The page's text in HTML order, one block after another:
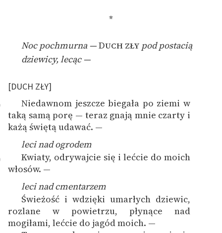
*
Noc pochmurna —Duch zły pod postacią
dziewicy, lecąc —
[DUCH ZŁY]
Niedawnom jeszcze biegała po ziemi w
taką samą porę — teraz gnają mnie czarty i
każą świętą udawać. —
leci nad ogrodem
Kwiaty, odrywajcie się i lećcie do moich
włosów. —
leci nad cmentarzem
Świeżość i wdzięki umarłych dziewic,
rozlane w powietrzu, płynące nad
mogiłami, lećcie do jagód moich. —